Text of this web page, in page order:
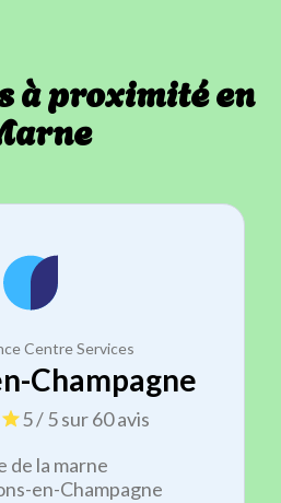
à proximité en
Centre Services
Champagne
5 / 5 sur 60 avis
de la marne
en-Champagne